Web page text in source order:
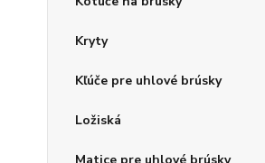
Kryty
Kľúče pre uhlové brúsky
Ložiská